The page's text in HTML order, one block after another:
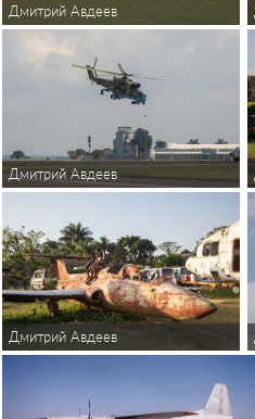
Дмитрий Авдеев
Дмитрий Авдеев
Дмитрий Авдеев